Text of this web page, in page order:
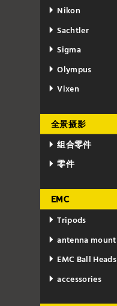
Nikon
Sachtler
Sigma
Olympus
Vixen
全景摄影
组合零件
零件
EMC
Tripods
antenna mount
EMC Ball Heads
accessories